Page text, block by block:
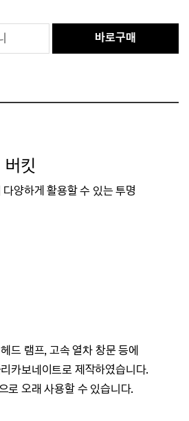
바로구매
버킷
양하게 활용할 수 있는 투명
드 램프, 고속 열차 창문 등에
카보네이트로 제작하였습니다.
로 오래 사용할 수 있습니다.